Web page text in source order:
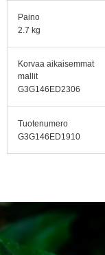
Paino
2.7 kg
Korvaa aikaisemmat
mallit
G3G146ED2306
Tuotenumero
G3G146ED1910